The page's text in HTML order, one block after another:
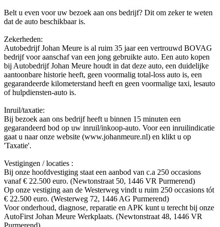
Belt u even voor uw bezoek aan ons bedrijf? Dit om zeker te weten
dat de auto beschikbaar is.
Zekerheden:
Autobedrijf Johan Meure is al ruim 35 jaar een vertrouwd BOVAG
bedrijf voor aanschaf van een jong gebruikte auto. Een auto kopen
bij Autobedrijf Johan Meure houdt in dat deze auto, een duidelijke
aantoonbare historie heeft, geen voormalig total-loss auto is, een
gegarandeerde kilometerstand heeft en geen voormalige taxi, lesauto
of hulpdiensten-auto is.
Inruil/taxatie:
Bij bezoek aan ons bedrijf heeft u binnen 15 minuten een
gegarandeerd bod op uw inruil/inkoop-auto. Voor een inruilindicatie
gaat u naar onze website (www.johanmeure.nl) en klikt u op
'Taxatie'.
Vestigingen / locaties :
Bij onze hoofdvestiging staat een aanbod van c.a 250 occasions
vanaf € 22.500 euro. (Newtonstraat 50, 1446 VR Purmerend)
Op onze vestiging aan de Westerweg vindt u ruim 250 occasions tót
€ 22.500 euro. (Westerweg 72, 1446 AG Purmerend)
Voor onderhoud, diagnose, reparatie en APK kunt u terecht bij onze
AutoFirst Johan Meure Werkplaats. (Newtonstraat 48, 1446 VR
Purmerend)